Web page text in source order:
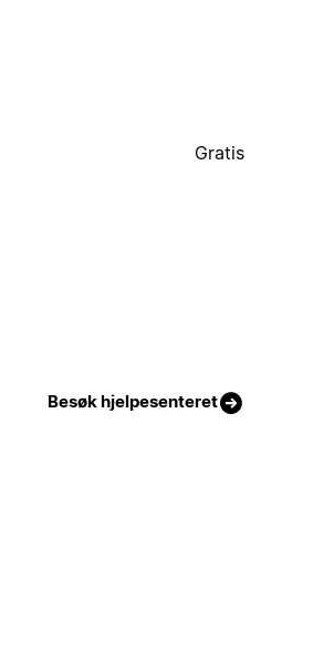
Gratis
Besøk hjelpesenteret